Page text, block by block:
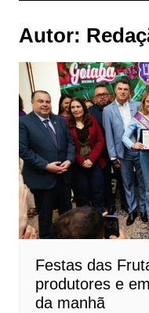
Autor:
Festas das
produtores e
da manhã